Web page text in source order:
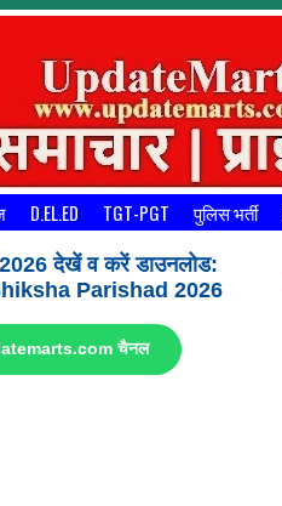
D.EL.ED TGT-PGT पुलिस भर्ती
2026 देखें व करें डाउनलोड:
Parishad 2026
चैनल